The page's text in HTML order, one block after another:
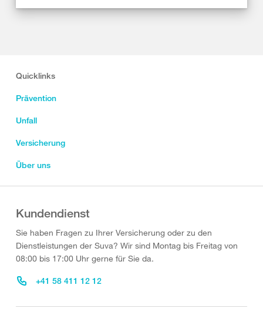
Quicklinks
Prävention
Unfall
Versicherung
Über uns
Kundendienst
Sie haben Fragen zu Ihrer Versicherung oder zu den
Dienstleistungen der Suva? Wir sind Montag bis Freitag von
08:00 bis 17:00 Uhr gerne für Sie da.
+41 58 411 12 12